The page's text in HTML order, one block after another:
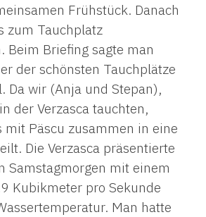
Frühstück. Danach
zum Tauchplatz
Beim Briefing sagte man
der schönsten Tauchplätze
Da wir (Anja und Stepan),
der Verzasca tauchten,
mit Päscu zusammen in eine
Die Verzasca präsentierte
Samstagmorgen mit einem
Kubikmeter pro Sekunde
Man hatte